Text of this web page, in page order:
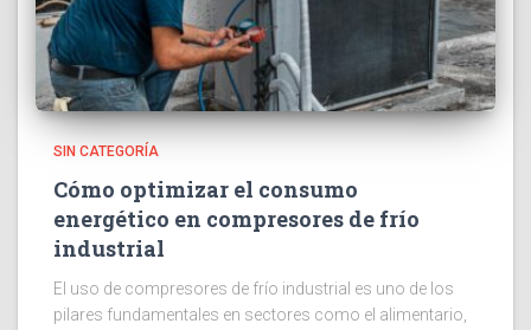
SIN CATEGORÍA
Cómo optimizar el consumo
energético en compresores de frío
industrial
El uso de compresores de frío industrial es uno de los
pilares fundamentales en sectores como el alimentario,